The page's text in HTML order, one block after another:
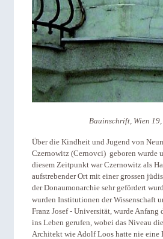
Bauinschrift, Wien
Über die Kindheit und Jugend von
Czernowitz (Cernovci) geboren wurde
diesem Zeitpunkt war Czernowitz als
aufstrebender Ort mit einer grossen
der Donaumonarchie sehr gefördert
wurden Institutionen der Wissenschaft
Franz Josef - Universität, wurde Anfang
ins Leben gerufen, wobei das Niveau
Architekt wie Adolf Loos hatte nie eine